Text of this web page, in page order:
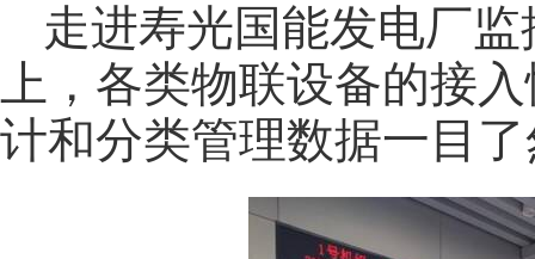
走进寿光国能发电厂
上，各类物联设备的接
计和分类管理数据一目